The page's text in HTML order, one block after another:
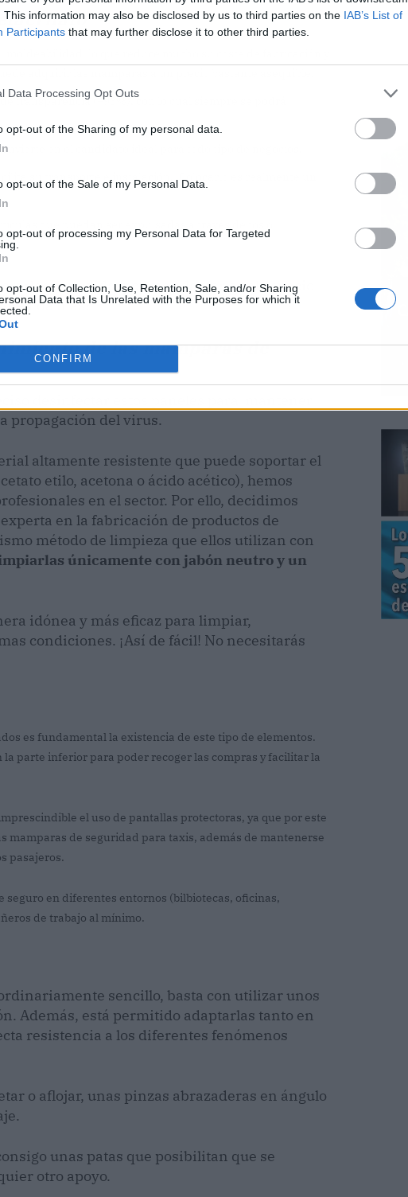
This information may also be disclosed by us to third parties on the IAB’s List of
Participants that may further disclose it to other third parties.
Data Processing Opt Outs
opt-out of the Sharing of my personal data.
opt-out of the Sale of my Personal Data.
opt-out of processing my Personal Data for Targeted
opt-out of Collection, Use, Retention, Sale, and/or Sharing
Data that Is Unrelated with the Purposes for which it
CONFIRM
lo que reduce mucho su coste de fabricación y
adquirir las mamparas a un precio bastante asequible.
transparencia (+93%), con lo cual siempre se podrá
en el candidato ideal para todo tipo de negocios.
su transporte e instalación. ¡Colocarlo es realmente un
que puedan ser expulsadas a través de tos o
a medida, podrás adaptarlas al espacio
da más?
de las mamparas de
desinfectar estos paneles para mantener
propagación del virus.
altamente resistente que puede soportar el
etilo, acetona o ácido acético), hemos
en el sector. Por ello, decidimos
en la fabricación de productos de
método de limpieza que ellos utilizan con
únicamente con jabón neutro y un
idónea y más eficaz para limpiar,
condiciones. ¡Así de fácil! No necesitarás
es fundamental la existencia de este tipo de elementos.
parte inferior para poder recoger las compras y facilitar la
el uso de pantallas protectoras, ya que por este
mamparas de seguridad para taxis, además de mantenerse
pasajeros.
seguro en diferentes entornos (bilbiotecas, oficinas,
de trabajo al mínimo.
sencillo, basta con utilizar unos
Además, está permitido adaptarlas tanto en
resistencia a los diferentes fenómenos
o aflojar, unas pinzas abrazaderas en ángulo
unas patas que posibilitan que se
otro apoyo.